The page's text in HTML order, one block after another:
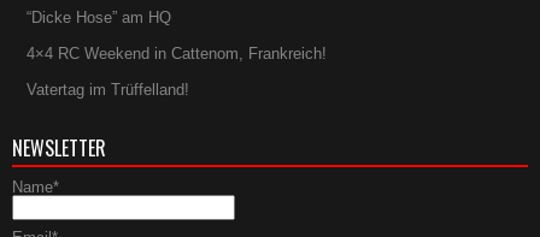
“Dicke Hose” am HQ
4×4 RC Weekend in Cattenom, Frankreich!
Vatertag im Trüffelland!
NEWSLETTER
Name*